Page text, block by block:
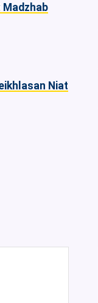
Madzhab
Niat